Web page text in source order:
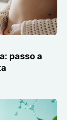
passo a